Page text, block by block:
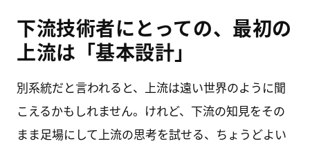
下流技術者にとっての、最初の
上流は「基本設計」
別系統だと言われると、上流は遠い世界のように聞
こえるかもしれません。けれど、下流の知見をその
まま足場にして上流の思考を試せる、ちょうどよい